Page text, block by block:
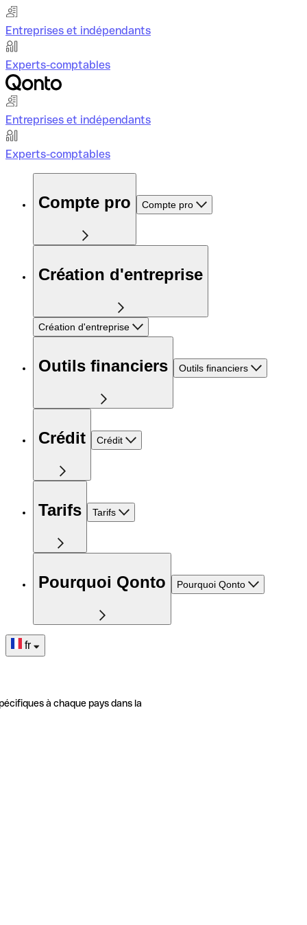
Entreprises et indépendants
Experts-comptables
Entreprises et indépendants
Experts-comptables
Compte pro Compte pro
Création d'entreprise
Création d'entreprise
Outils financiers Outils financiers
Crédit Crédit
Tarifs Tarifs
Pourquoi Qonto Pourquoi Qonto
fr
à chaque pays dans la